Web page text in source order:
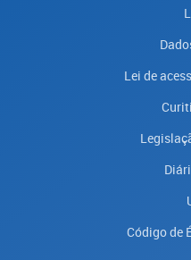
Lei de
Código de